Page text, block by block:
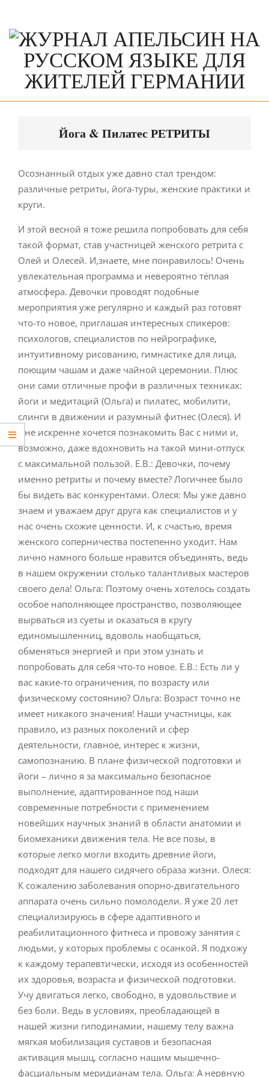
content
Йога & Пилатес РЕТРИТЫ
Осознанный отдых уже давно стал трендом:
различные ретриты, йога-туры, женские практики и
круги.
И этой весной я тоже решила попробовать для себя
такой формат, став участницей женского ретрита с
Олей и Олесей. И,знаете, мне понравилось! Очень
увлекательная программа и невероятно тёплая
атмосфера. Девочки проводят подобные
мероприятия уже регулярно и каждый раз готовят
что-то новое, приглашая интересных спикеров:
психологов, специалистов по нейрографике,
интуитивному рисованию, гимнастике для лица,
поющим чашам и даже чайной церемонии. Плюс
они сами отличные профи в различных техниках:
йоги и медитаций (Ольга) и пилатес, мобилити,
слинги в движении и разумный фитнес (Олеся). И
мне искренне хочется познакомить Вас с ними и,
возможно, даже вдохновить на такой мини-отпуск
с максимальной пользой. Е.В.: Девочки, почему
именно ретриты и почему вместе? Логичнее было
бы видеть вас конкурентами. Олеся: Мы уже давно
знаем и уважаем друг друга как специалистов и у
нас очень схожие ценности. И, к счастью, время
женского соперничества постепенно уходит. Нам
лично намного больше нравится объединять, ведь
в нашем окружении столько талантливых мастеров
своего дела! Ольга: Поэтому очень хотелось создать
особое наполняющее пространство, позволяющее
вырваться из суеты и оказаться в кругу
единомышленниц, вдоволь наобщаться,
обменяться энергией и при этом узнать и
попробовать для себя что-то новое. Е.В.: Есть ли у
вас какие-то ограничения, по возрасту или
физическому состоянию? Ольга: Возраст точно не
имеет никакого значения! Наши участницы, как
правило, из разных поколений и сфер
деятельности, главное, интерес к жизни,
самопознанию. В плане физической подготовки и
йоги – лично я за максимально безопасное
выполнение, адаптированное под наши
современные потребности с применением
новейших научных знаний в области анатомии и
биомеханики движения тела. Не все позы, в
которые легко могли входить древние йоги,
подходят для нашего сидячего образа жизни. Олеся:
К сожалению заболевания опорно-двигательного
аппарата очень сильно помолодели. Я уже 20 лет
специализируюсь в сфере адаптивного и
реабилитационного фитнеса и провожу занятия с
людьми, у которых проблемы с осанкой. Я подхожу
к каждому терапевтически, исходя из особенностей
их здоровья, возраста и физической подготовки.
Учу двигаться легко, свободно, в удовольствие и
без боли. Ведь в условиях, преобладающей в
нашей жизни гиподинамии, нашему телу важна
мягкая мобилизация суставов и безопасная
активация мышц, согласно нашим мышечно-
фасциальным меридианам тела. Ольга: А нервную